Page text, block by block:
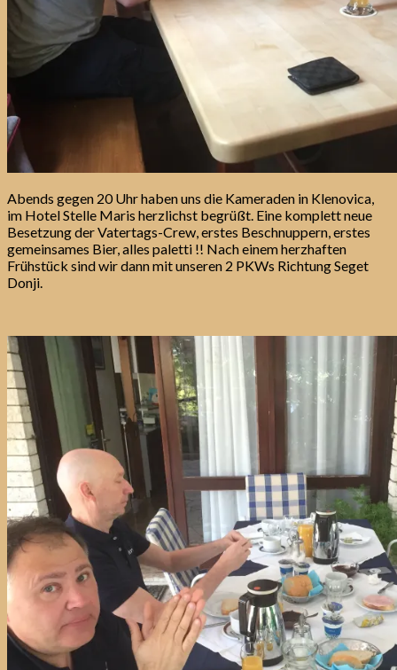
Abends gegen 20 Uhr haben uns die Kameraden in Klenovica,
im Hotel Stelle Maris herzlichst begrüßt. Eine komplett neue
Besetzung der Vatertags-Crew, erstes Beschnuppern, erstes
gemeinsames Bier, alles paletti !! Nach einem herzhaften
Frühstück sind wir dann mit unseren 2 PKWs Richtung Seget
Donji.